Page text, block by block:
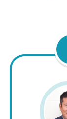
80年代のバブ
リーが数多く
石が使われて
眠っているよ